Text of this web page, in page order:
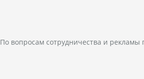
По вопросам сотрудничества и